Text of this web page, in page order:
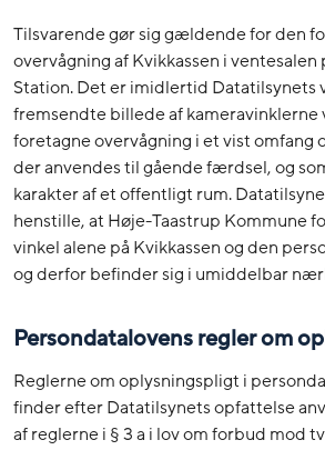
Tilsvarende gør sig gældende for den
overvågning af Kvikkassen i
Station. Det er imidlertid Datatilsynets
fremsendte billede af kameravinklerne
foretagne overvågning i et vist omfang
der anvendes til gående færdsel, og
karakter af et offentligt rum.
henstille, at Høje-Taastrup Kommune
vinkel alene på Kvikkassen og den
og derfor befinder sig i umiddelbar
Persondatalovens regler om
Reglerne om oplysningspligt i
finder efter Datatilsynets opfattelse
af reglerne i § 3 a i lov om forbud mod